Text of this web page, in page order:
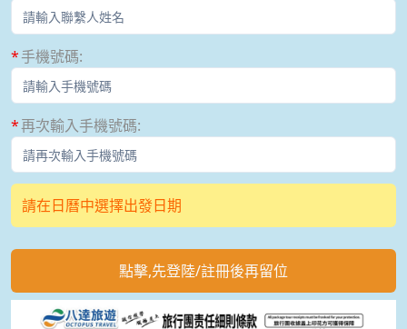
手機號碼:
再次輸入手機號碼:
請在日曆中選擇出發日期
點擊,先登陸/註冊後再留位